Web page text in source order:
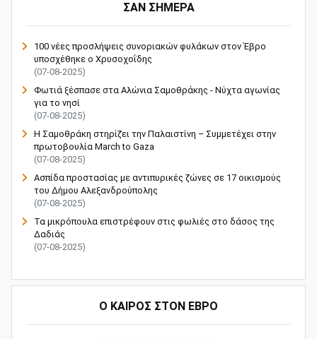
ΣΑΝ ΣΗΜΕΡΑ
100 νέες προσλήψεις συνοριακών φυλάκων στον Έβρο
υποσχέθηκε ο Χρυσοχοΐδης
(07-08-2025)
Φωτιά ξέσπασε στα Αλώνια Σαμοθράκης - Νύχτα αγωνίας
για το νησί
(07-08-2025)
Η Σαμοθράκη στηρίζει την Παλαιστίνη – Συμμετέχει στην
πρωτοβουλία March to Gaza
(07-08-2025)
Ασπίδα προστασίας με αντιπυρικές ζώνες σε 17 οικισμούς
του Δήμου Αλεξανδρούπολης
(07-08-2025)
Τα μικρόπουλα επιστρέφουν στις φωλιές στο δάσος της
Δαδιάς
(07-08-2025)
Ο ΚΑΙΡΟΣ ΣΤΟΝ ΕΒΡΟ